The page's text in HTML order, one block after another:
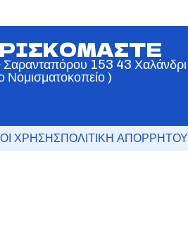
Σαρανταπόρου 153 43 Χαλάνδρι
Νομισματοκοπείο )
ΧΡΗΣΗΣΠΟΛΙΤΙΚΗ ΑΠΟΡΡΗΤΟΥ